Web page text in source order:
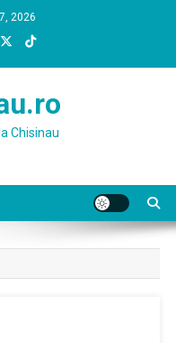
2026
Chisinau